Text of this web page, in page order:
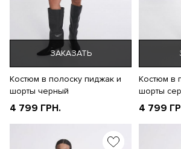
ЗАКАЗАТЬ
Костюм в полоску пиджак и
шорты черный
4 799 ГРН.
Костюм в
шорты
4 799